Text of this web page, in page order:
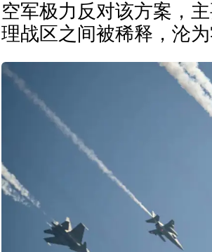
空军极力反对该方案，
理战区之间被稀释，沦